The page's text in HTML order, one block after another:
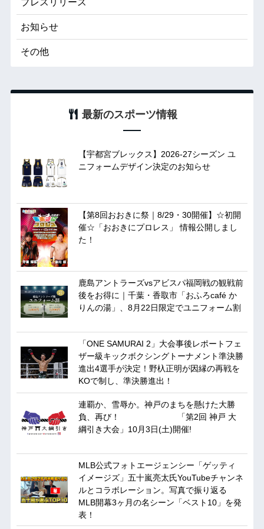
プレスリリース
お知らせ
その他
最新のスポーツ情報
【宇都宮ブレックス】2026-27シーズン ユ
ニフォームデザイン決定のお知らせ
【第8回おおきに祭｜8/29・30開催】☆初開
催☆「おおきにプロレス」 情報公開しまし
た！
鹿島アントラーズvsアビスパ福岡戦の観戦前
後をお得に｜千葉・香取市「おふろcafé か
りんの湯」、8月22日限定でユニフォーム割
「ONE SAMURAI 2」大会事後レポートフェ
ザー級キックボクシングトーナメント準決勝
進出4選手が決定！野杁正明が因縁の再戦を
KOで制し、準決勝進出！
連覇か、雪辱か。神戸のまちを懸けた大勝
負、再び！ 「第2回 神戸 大
綱引き大会」10月3日(土)開催!
MLB公式フォトエージェンシー「ゲッティ
イメージズ」五十嵐亮太氏YouTubeチャンネ
ルとコラボレーション。写真で振り返る
MLB開幕3ヶ月の名シーン「ベスト10」を発
表！